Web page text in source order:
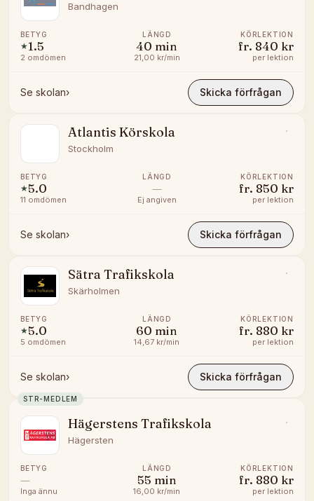
Bandhagen
BETYG
★1.5
2 omdömen
LÄNGD
40 min
21,00 kr/min
KÖRLEKTION
fr. 840 kr
per lektion
Se skolan› Skicka förfrågan
Atlantis Körskola
Stockholm
BETYG
★5.0
11 omdömen
LÄNGD
—
Ej angiven
KÖRLEKTION
fr. 850 kr
per lektion
Se skolan› Skicka förfrågan
Sätra Trafikskola
Skärholmen
BETYG
★5.0
5 omdömen
LÄNGD
60 min
14,67 kr/min
KÖRLEKTION
fr. 880 kr
per lektion
Se skolan› Skicka förfrågan
STR-MEDLEM
Hägerstens Trafikskola
Hägersten
BETYG
—
Inga ännu
LÄNGD
55 min
16,00 kr/min
KÖRLEKTION
fr. 880 kr
per lektion